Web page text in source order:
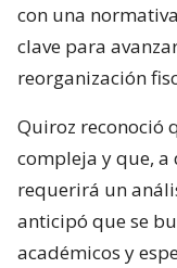
con una
clave para
reorganización
Quiroz reconoció
compleja y que,
requerirá un
anticipó que se
académicos y